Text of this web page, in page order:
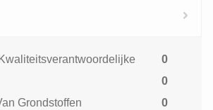
Kwaliteitsverantwoordelijke
0
0
Grondstoffen
0